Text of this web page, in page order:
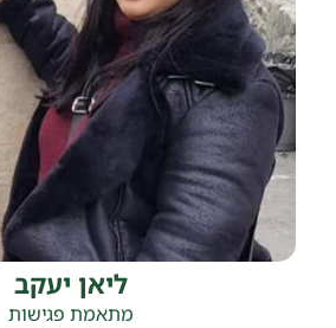
ליאן יעקב
מתאמת פגישות